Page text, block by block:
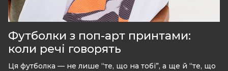
Футболки з поп-арт принтами:
коли речі говорять
Ця футболка — не лише “те, що на тобі”, а ще й “те, що